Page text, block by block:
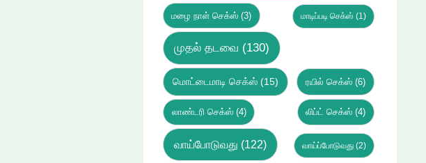
மழை நாள் செக்ஸ் (3) மாடிப்படி செக்ஸ் (1)
முதல் தடவை (130)
மொட்டைமாடி செக்ஸ்(15) ரயில் செக்ஸ்(6)
லாண்டரி செக்ஸ்(4) லிப்ட் செக்ஸ் (4)
வாய்போடுவது (122) வாய்ப்போடுவது(2)